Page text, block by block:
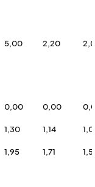
5,00 2,20
0,00 0,00
1,30 1,14
1,95 1,71